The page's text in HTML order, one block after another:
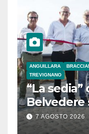
ANGUILLARA
TREVIGNANO
“La
Belvedere
Bracciano:
7 AGOSTO 2026